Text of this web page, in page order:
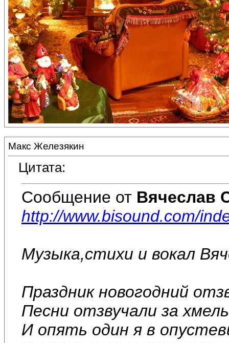
Макс Железякин
Цитата:
Сообщение от Вячеслав
http://www.bisound.com/
Музыка,стихи и вокал
Праздник новогодний
Песни отзвучали за
И опять один я в